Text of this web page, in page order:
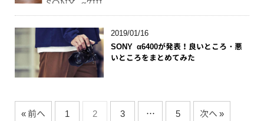
2019/01/16
SONY α6400が発表！良いところ・悪
いところをまとめてみた
« 前へ 1 2 3 … 5 次へ »